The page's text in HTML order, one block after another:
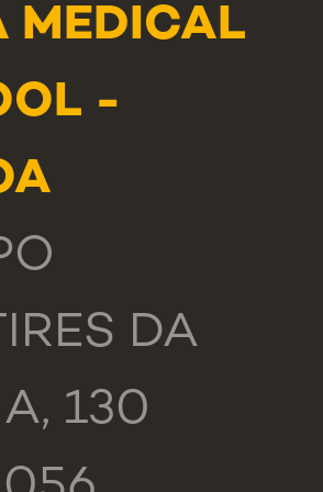
MEDICAL
-
DA
130